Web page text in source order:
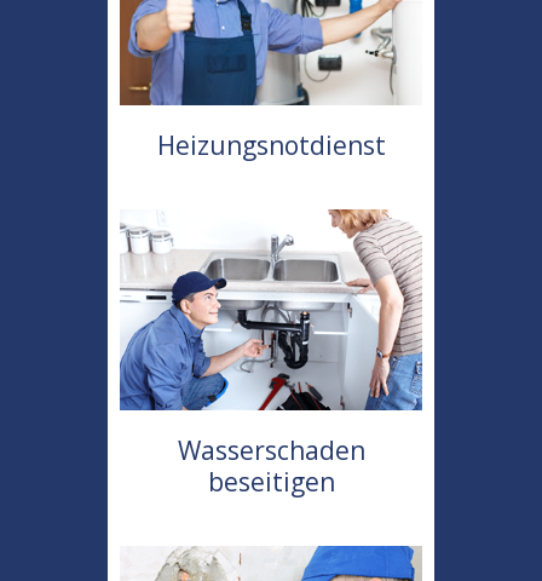
Heizungsnotdienst
Wasserschaden
beseitigen